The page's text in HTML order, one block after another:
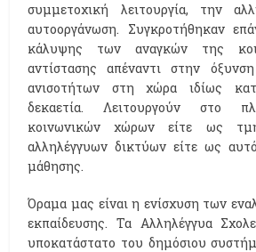
συμμετοχική λειτουργία, την
αυτοοργάνωση. Συγκροτήθηκαν
κάλυψης των αναγκών της
αντίστασης απέναντι στην
ανισοτήτων στη χώρα ιδίως
δεκαετία. Λειτουργούν στο
κοινωνικών χώρων είτε ως
αλληλέγγυων δικτύων είτε ως
μάθησης.
Όραμα μας είναι η ενίσχυση των
εκπαίδευσης. Τα Αλληλέγγυα
υποκατάστατο του δημόσιου